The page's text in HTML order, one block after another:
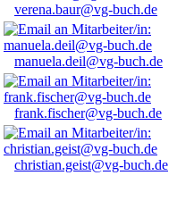
verena.baur@vg-buch.de
manuela.deil@vg-buch.de
frank.fischer@vg-buch.de
christian.geist@vg-buch.de